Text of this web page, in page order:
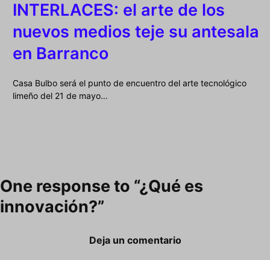
INTERLACES: el arte de los
nuevos medios teje su antesala
en Barranco
Casa Bulbo será el punto de encuentro del arte tecnológico
limeño del 21 de mayo…
One response to “¿Qué es
innovación?”
Deja un comentario